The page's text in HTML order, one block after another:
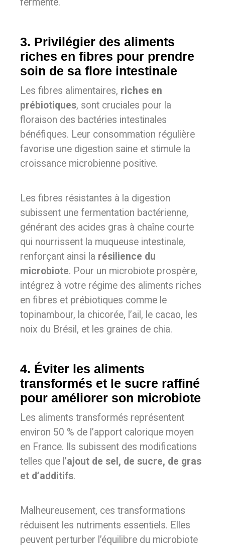
3. Privilégier des aliments
riches en fibres pour prendre
soin de sa flore intestinale
Les fibres alimentaires, riches en
prébiotiques, sont cruciales pour la
floraison des bactéries intestinales
bénéfiques. Leur consommation régulière
favorise une digestion saine et stimule la
croissance microbienne positive.
Les fibres résistantes à la digestion
subissent une fermentation bactérienne,
générant des acides gras à chaîne courte
qui nourrissent la muqueuse intestinale,
renforçant ainsi la résilience du
microbiote. Pour un microbiote prospère,
intégrez à votre régime des aliments riches
en fibres et prébiotiques comme le
topinambour, la chicorée, l’ail, le cacao, les
noix du Brésil, et les graines de chia.
4. Éviter les aliments
transformés et le sucre raffiné
pour améliorer son microbiote
Les aliments transformés représentent
environ 50 % de l’apport calorique moyen
en France. Ils subissent des modifications
telles que l’ajout de sel, de sucre, de gras
et d’additifs.
Malheureusement, ces transformations
réduisent les nutriments essentiels. Elles
peuvent perturber l’équilibre du microbiote